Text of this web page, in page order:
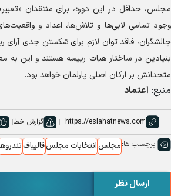
مجلس، حداقل در این دوره، برای منتقدان
وجود تمامی لابی‌ها و تلاش‌ها، اعداد و
چالشگران، فاقد توان لازم برای شکستن جدی آرای
بنیادین در ساختار هیات رییسه هستند و این به
متحدانش بر ارکان اصلی پارلمان خواهد بود.
منبع: اعتماد
گزارش خطا
برچسب ها:مجلسانتخابات مجلسقالیباف
ارسال نظر